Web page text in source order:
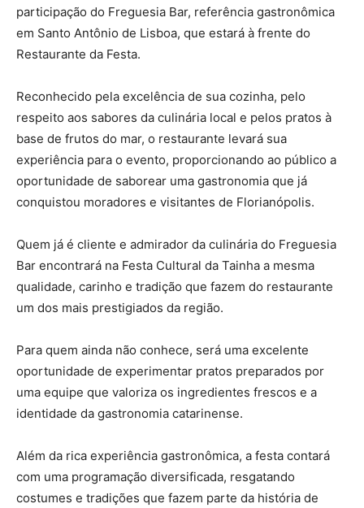
participação do Freguesia Bar, referência gastronômica
em Santo Antônio de Lisboa, que estará à frente do
Restaurante da Festa.
Reconhecido pela excelência de sua cozinha, pelo
respeito aos sabores da culinária local e pelos pratos à
base de frutos do mar, o restaurante levará sua
experiência para o evento, proporcionando ao público a
oportunidade de saborear uma gastronomia que já
conquistou moradores e visitantes de Florianópolis.
Quem já é cliente e admirador da culinária do Freguesia
Bar encontrará na Festa Cultural da Tainha a mesma
qualidade, carinho e tradição que fazem do restaurante
um dos mais prestigiados da região.
Para quem ainda não conhece, será uma excelente
oportunidade de experimentar pratos preparados por
uma equipe que valoriza os ingredientes frescos e a
identidade da gastronomia catarinense.
Além da rica experiência gastronômica, a festa contará
com uma programação diversificada, resgatando
costumes e tradições que fazem parte da história de